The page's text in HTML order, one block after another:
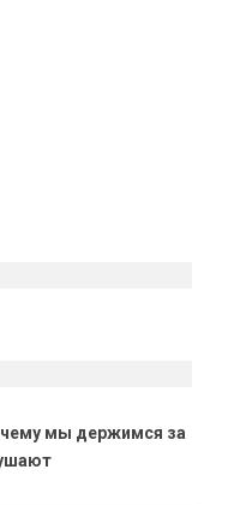
мы держимся за